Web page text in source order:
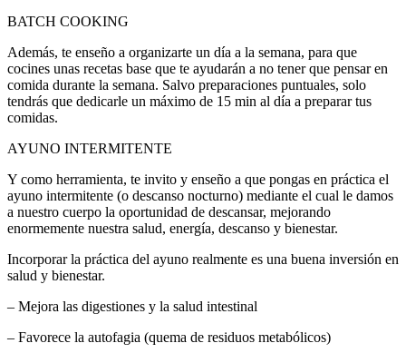
BATCH COOKING
Además, te enseño a organizarte un día a la semana, para que
cocines unas recetas base que te ayudarán a no tener que pensar en
comida durante la semana. Salvo preparaciones puntuales, solo
tendrás que dedicarle un máximo de 15 min al día a preparar tus
comidas.
AYUNO INTERMITENTE
Y como herramienta, te invito y enseño a que pongas en práctica el
ayuno intermitente (o descanso nocturno) mediante el cual le damos
a nuestro cuerpo la oportunidad de descansar, mejorando
enormemente nuestra salud, energía, descanso y bienestar.
Incorporar la práctica del ayuno realmente es una buena inversión en
salud y bienestar.
– Mejora las digestiones y la salud intestinal
– Favorece la autofagia (quema de residuos metabólicos)